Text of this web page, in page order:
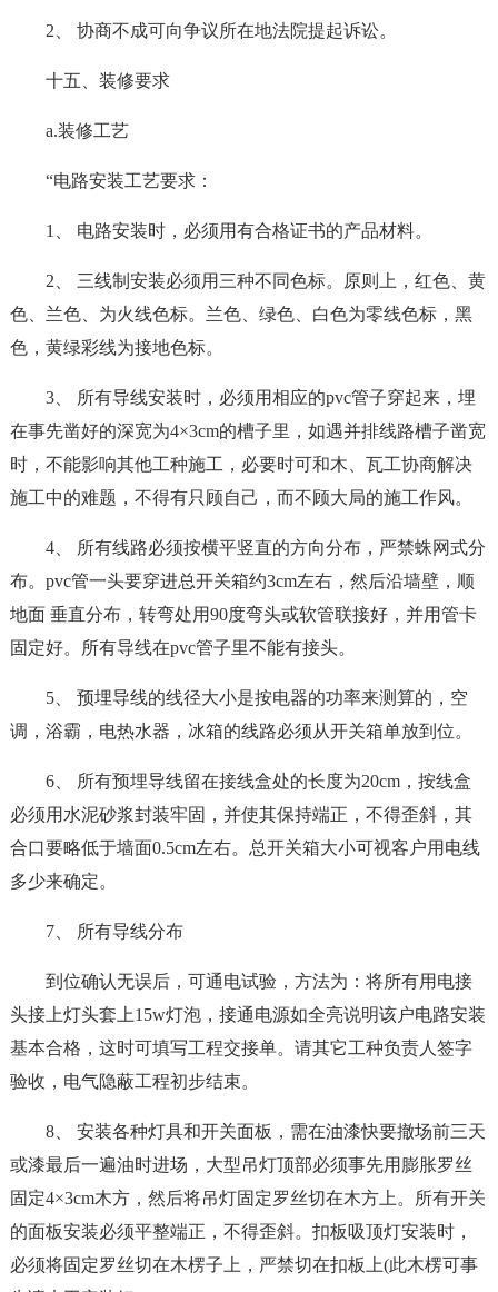
2、 协商不成可向争议所在地法院提起诉讼。
十五、装修要求
a.装修工艺
“电路安装工艺要求：
1、 电路安装时，必须用有合格证书的产品材料。
2、 三线制安装必须用三种不同色标。原则上，红色、黄
色、兰色、为火线色标。兰色、绿色、白色为零线色标，黑
色，黄绿彩线为接地色标。
3、 所有导线安装时，必须用相应的pvc管子穿起来，埋
在事先凿好的深宽为4×3cm的槽子里，如遇并排线路槽子凿宽
时，不能影响其他工种施工，必要时可和木、瓦工协商解决
施工中的难题，不得有只顾自己，而不顾大局的施工作风。
4、 所有线路必须按横平竖直的方向分布，严禁蛛网式分
布。pvc管一头要穿进总开关箱约3cm左右，然后沿墙壁，顺
地面 垂直分布，转弯处用90度弯头或软管联接好，并用管卡
固定好。所有导线在pvc管子里不能有接头。
5、 预埋导线的线径大小是按电器的功率来测算的，空
调，浴霸，电热水器，冰箱的线路必须从开关箱单放到位。
6、 所有预埋导线留在接线盒处的长度为20cm，按线盒
必须用水泥砂浆封装牢固，并使其保持端正，不得歪斜，其
合口要略低于墙面0.5cm左右。总开关箱大小可视客户用电线
多少来确定。
7、 所有导线分布
到位确认无误后，可通电试验，方法为：将所有用电接
头接上灯头套上15w灯泡，接通电源如全亮说明该户电路安装
基本合格，这时可填写工程交接单。请其它工种负责人签字
验收，电气隐蔽工程初步结束。
8、 安装各种灯具和开关面板，需在油漆快要撤场前三天
或漆最后一遍油时进场，大型吊灯顶部必须事先用膨胀罗丝
固定4×3cm木方，然后将吊灯固定罗丝切在木方上。所有开关
的面板安装必须平整端正，不得歪斜。扣板吸顶灯安装时，
必须将固定罗丝切在木楞子上，严禁切在扣板上(此木楞可事